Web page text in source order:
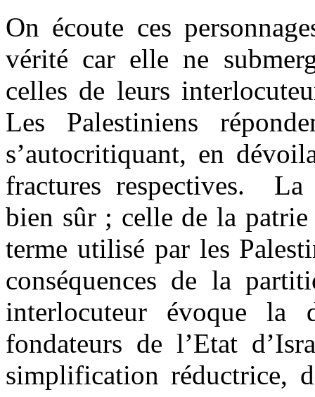
On écoute ces
vérité car elle ne
celles de leurs
Les Palestiniens
s’autocritiquant, en
fractures respectives. La
bien sûr ; celle de la
terme utilisé par les
conséquences de la
interlocuteur évoque la
fondateurs de l’Etat
simplification réductrice,